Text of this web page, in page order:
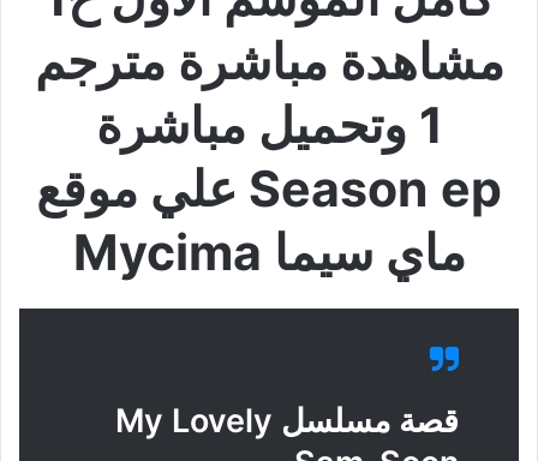
مشاهدة مباشرة مترجم
1 وتحميل مباشرة
Season ep علي موقع
ماي سيما Mycima
قصة مسلسل My Lovely